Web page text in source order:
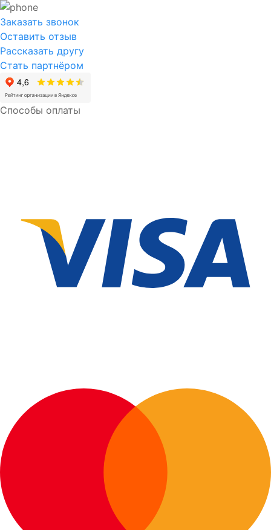
Заказать звонок
Оставить отзыв
Рассказать другу
Стать партнёром
Способы оплаты